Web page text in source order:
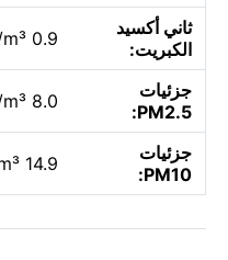
ثاني أكسيد
الكبريت:
0.9 µg/m³
جزئيات
PM2.5:
8.0 µg/m³
جزئيات
PM10:
14.9 µg/m³